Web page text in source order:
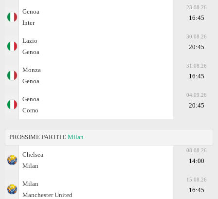
Genoa
Inter
23.08.26
16:45
Lazio
Genoa
30.08.26
20:45
Monza
Genoa
31.08.26
16:45
Genoa
Como
04.09.26
20:45
PROSSIME PARTITE Milan
Chelsea
Milan
08.08.26
14:00
Milan
Manchester United
15.08.26
16:45